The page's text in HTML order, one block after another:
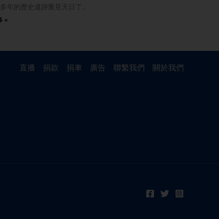
年的歷史遺跡重見天日了。
»
直播 捐款 捐車 廣告 聯繫我們 關於我們